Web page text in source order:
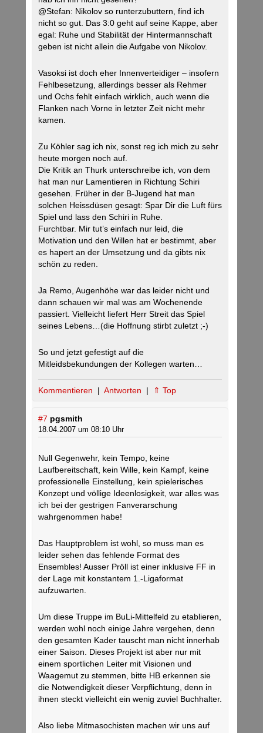
@Stefan: Nikolov so runterzubuttern, find ich
nicht so gut. Das 3:0 geht auf seine Kappe, aber
egal: Ruhe und Stabilität der Hintermannschaft
geben ist nicht allein die Aufgabe von Nikolov.
Vasoksi ist doch eher Innenverteidiger – insofern
Fehlbesetzung, allerdings besser als Rehmer
und Ochs fehlt einfach wirklich, auch wenn die
Flanken nach Vorne in letzter Zeit nicht mehr
kamen.
Zu Köhler sag ich nix, sonst reg ich mich zu sehr
heute morgen noch auf.
Die Kritik an Thurk unterschreibe ich, von dem
hat man nur Lamentieren in Richtung Schiri
gesehen. Früher in der B-Jugend hat man
solchen Heissdüsen gesagt: Spar Dir die Luft fürs
Spiel und lass den Schiri in Ruhe.
Furchtbar. Mir tut’s einfach nur leid, die
Motivation und den Willen hat er bestimmt, aber
es hapert an der Umsetzung und da gibts nix
schön zu reden.
Ja Remo, Augenhöhe war das leider nicht und
dann schauen wir mal was am Wochenende
passiert. Vielleicht liefert Herr Streit das Spiel
seines Lebens…(die Hoffnung stirbt zuletzt ;-)
So und jetzt gefestigt auf die
Mitleidsbekundungen der Kollegen warten…
Kommentieren | Antworten | ⇑ Top
#7 pgsmith
18.04.2007 um 08:10 Uhr
Null Gegenwehr, kein Tempo, keine
Laufbereitschaft, kein Wille, kein Kampf, keine
professionelle Einstellung, kein spielerisches
Konzept und völlige Ideenlosigkeit, war alles was
ich bei der gestrigen Fanverarschung
wahrgenommen habe!
Das Hauptproblem ist wohl, so muss man es
leider sehen das fehlende Format des
Ensembles! Ausser Pröll ist einer inklusive FF in
der Lage mit konstantem 1.-Ligaformat
aufzuwarten.
Um diese Truppe im BuLi-Mittelfeld zu etablieren,
werden wohl noch einige Jahre vergehen, denn
den gesamten Kader tauscht man nicht innerhab
einer Saison. Dieses Projekt ist aber nur mit
einem sportlichen Leiter mit Visionen und
Waagemut zu stemmen, bitte HB erkennen sie
die Notwendigkeit dieser Verpflichtung, denn in
ihnen steckt vielleicht ein wenig zuviel Buchhalter.
Also liebe Mitmasochisten machen wir uns auf